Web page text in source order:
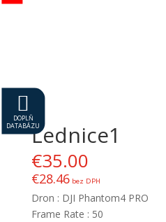

DOPLŇ
DATABÁZULednice1
€35.00
€28.46bez DPH
Dron : DJI Phantom4 PRO
Frame Rate : 50